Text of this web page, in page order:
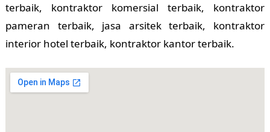
terbaik, kontraktor komersial terbaik, kontraktor
pameran terbaik, jasa arsitek terbaik, kontraktor
interior hotel terbaik, kontraktor kantor terbaik.